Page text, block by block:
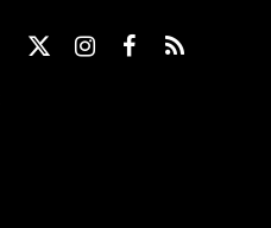
X
Instagram
Facebook
RSS